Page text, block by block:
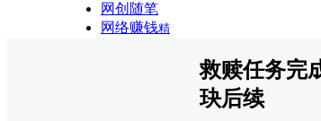
网创随笔
网络赚钱精
救赎任务完
玦后续